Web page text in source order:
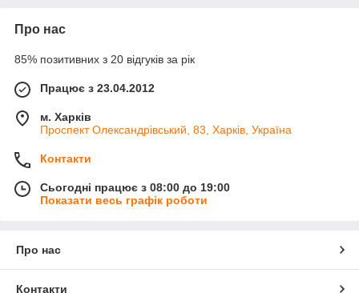
Про нас
85% позитивних з 20 відгуків за рік
Працює з 23.04.2012
м. Харків
Проспект Олександрівський, 83, Харків, Україна
Контакти
Сьогодні працює з 08:00 до 19:00
Показати весь графік роботи
Про нас
Контакти